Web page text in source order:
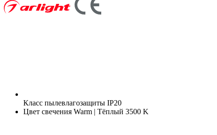
Класс пылевлагозащиты IP20
Цвет свечения Warm | Тёплый 3500 K